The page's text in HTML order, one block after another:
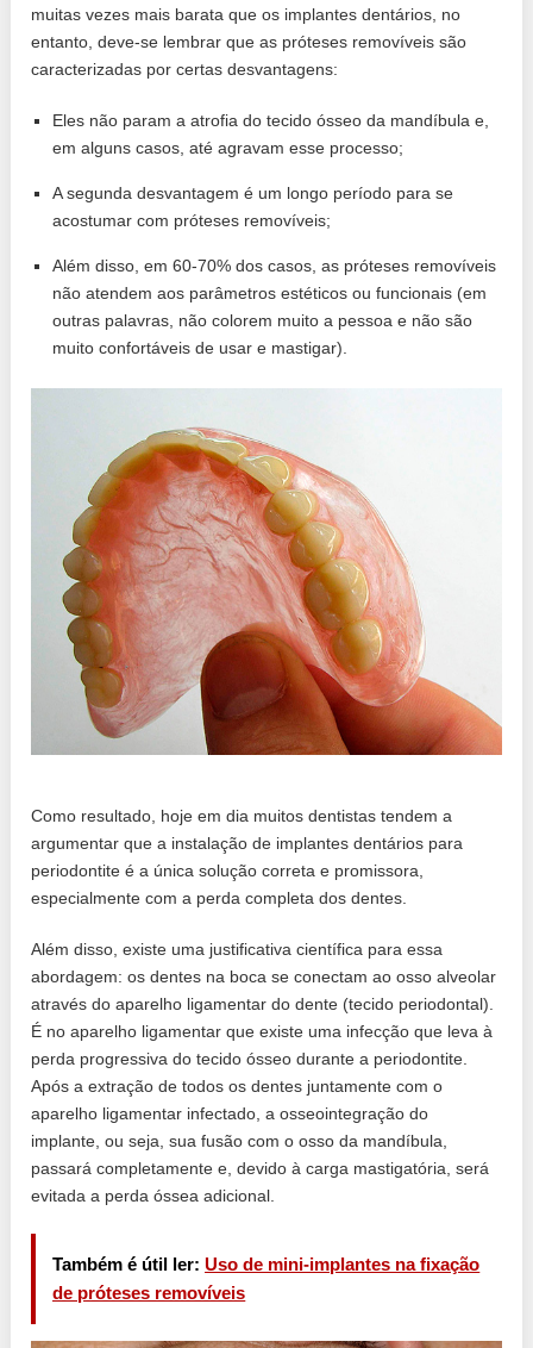
muitas vezes mais barata que os implantes dentários, no
entanto, deve-se lembrar que as próteses removíveis são
caracterizadas por certas desvantagens:
Eles não param a atrofia do tecido ósseo da mandíbula e,
em alguns casos, até agravam esse processo;
A segunda desvantagem é um longo período para se
acostumar com próteses removíveis;
Além disso, em 60-70% dos casos, as próteses removíveis
não atendem aos parâmetros estéticos ou funcionais (em
outras palavras, não colorem muito a pessoa e não são
muito confortáveis ​​de usar e mastigar).
Como resultado, hoje em dia muitos dentistas tendem a
argumentar que a instalação de implantes dentários para
periodontite é a única solução correta e promissora,
especialmente com a perda completa dos dentes.
Além disso, existe uma justificativa científica para essa
abordagem: os dentes na boca se conectam ao osso alveolar
através do aparelho ligamentar do dente (tecido periodontal).
É no aparelho ligamentar que existe uma infecção que leva à
perda progressiva do tecido ósseo durante a periodontite.
Após a extração de todos os dentes juntamente com o
aparelho ligamentar infectado, a osseointegração do
implante, ou seja, sua fusão com o osso da mandíbula,
passará completamente e, devido à carga mastigatória, será
evitada a perda óssea adicional.
Também é útil ler:Uso de mini-implantes na fixação
de próteses removíveis